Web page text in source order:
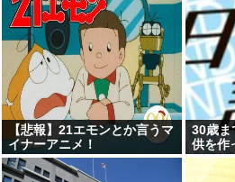
【悲報】21エモンとか言うマ
イナーアニメ！
30歳ま
供を作